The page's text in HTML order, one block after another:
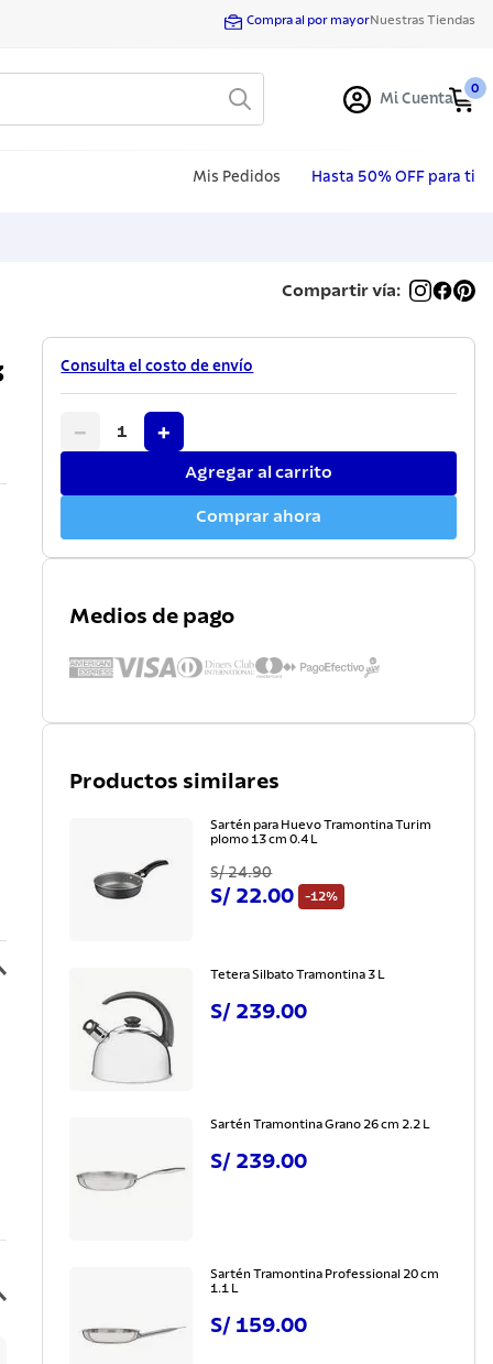
Compra al por mayorNuestras Tiendas
Mi Cuenta
0
Mis Pedidos Hasta 50% OFF para ti
Compartir vía:
Consulta el costo de envío
− 1 +
Agregar al carrito
Comprar ahora
Medios de pago
Productos similares
Sartén para Huevo Tramontina Turim
plomo 13 cm 0.4 L
S/ 24.90
S/ 22.00 -12%
Tetera Silbato Tramontina 3 L
S/ 239.00
Sartén Tramontina Grano 26 cm 2.2 L
S/ 239.00
Sartén Tramontina Professional 20 cm
1.1 L
S/ 159.00